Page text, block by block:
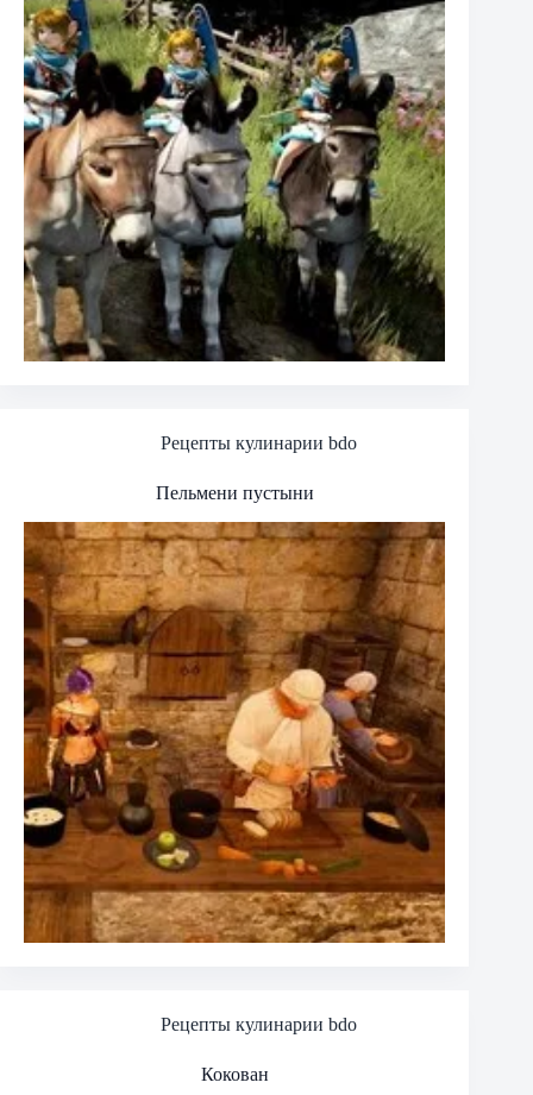
Рецепты кулинарии bdo
Пельмени пустыни
Рецепты кулинарии bdo
Кокован